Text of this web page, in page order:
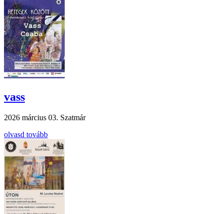
vass
2026 március 03. Szatmár
olvasd tovább